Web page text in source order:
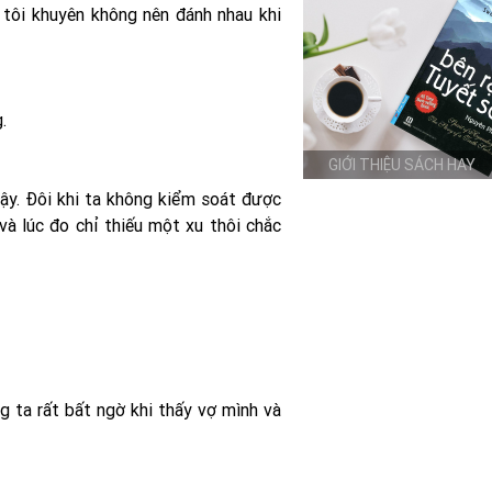
khuyên không nên đánh nhau khi
Ðôi khi ta không kiểm soát được
lúc đo chỉ thiếu một xu thôi chắc
ta rất bất ngờ khi thấy vợ mình và
GIỚI THIỆU SÁCH HAY